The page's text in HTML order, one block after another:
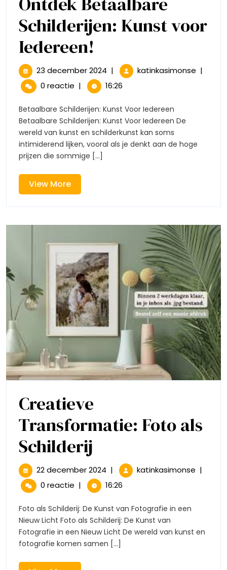
Schilderijen: Kunst voor
Iedereen!
Betaalbare
Schilderijen:
Kunst
voor
Iedereen!
23 december 2024 23
december
2024
| katinkasimonse Ontdek
|
0 reactie | 16:26
Betaalbare Schilderijen: Kunst Voor Iedereen
Betaalbare Schilderijen: Kunst Voor Iedereen De
wereld van kunst en schilderkunst kan soms
intimiderend lijken, vooral als je denkt aan de hoge
prijzen die sommige [...]
View MoreView
More
Creatieve
Transformatie: Foto als
Schilderij
Transformatie:
Foto
als
Schilderij
22 december 2024 22
december
| katinkasimonse |
0 reactie | 16:26
Foto als Schilderij: De Kunst van Fotografie in een
Nieuw Licht Foto als Schilderij: De Kunst van
Fotografie in een Nieuw Licht De wereld van kunst en
fotografie komen samen [...]